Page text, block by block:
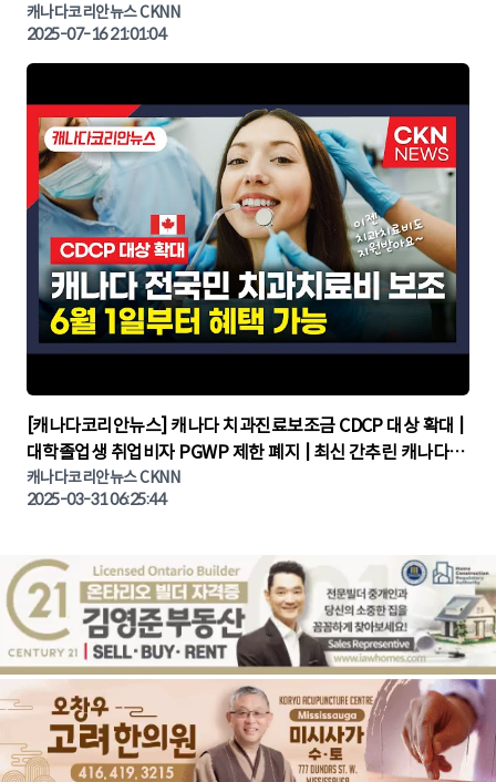
KOREA NIGHT | 캐나다뉴스 | 토론토뉴스
캐나다코리안뉴스 CKNN
2025-07-16 21:01:04
▶
[캐나다코리안뉴스] 캐나다 치과진료보조금 CDCP 대상 확대 |
대학졸업생 취업비자 PGWP 제한 폐지 | 최신 간추린 캐나다뉴
스 | CKNNEWS | 캐나다뉴스 | 토론토뉴스
캐나다코리안뉴스 CKNN
2025-03-31 06:25:44